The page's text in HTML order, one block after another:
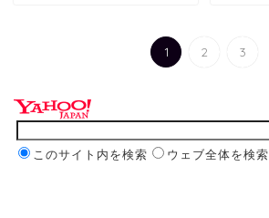
1 2 3
このサイト内を検索 ウェブ全体を検索